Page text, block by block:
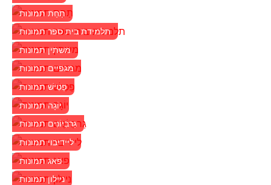
תַחַת תמונות
תלמידת בית ספר תמונות
משתין תמונות
מגפיים תמונות
פֵטִישׁ תמונות
יוֹגָה תמונות
גַרבִּיוֹנִים תמונות
ליידיבוי תמונות
פאג תמונות
ניילון תמונות